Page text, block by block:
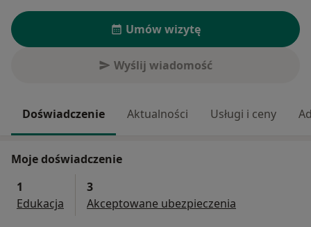
Umów wizytę
Wyślij wiadomość
Doświadczenie Aktualności Usługi i ceny
Moje doświadczenie
1
Edukacja
3
Akceptowane ubezpieczenia